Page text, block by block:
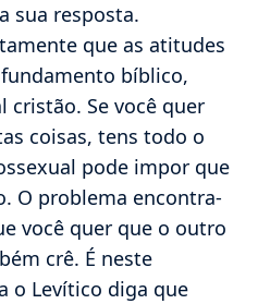
sua resposta.
que as atitudes
bíblico,
cristão. Se você quer
coisas, tens todo o
pode impor que
O problema encontra-
você quer que o outro
crê. É neste
o Levítico diga que